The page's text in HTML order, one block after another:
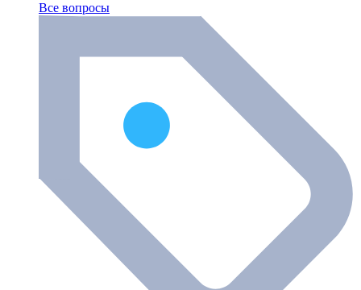
Все вопросы